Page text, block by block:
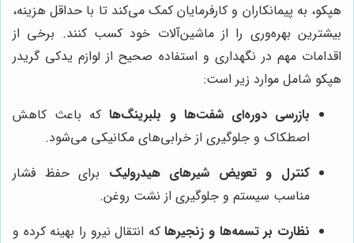
هپكو، به پیمانکاران و کارفرمایان کمک می‌کند تا با حداقل هزینه،
بیشترین بهره‌وری را از ماشین‌آلات خود کسب کنند. برخی از
اقدامات مهم در نگهداری و استفاده صحیح از لوازم يدكى گريدر
هپكو شامل موارد زیر است:
بازرسی دوره‌ای شفت‌ها و بلبرینگ‌هاکه باعث کاهش
اصطکاک و جلوگیری از خرابی‌های مکانیکی می‌شود.
کنترل و تعویض شیرهای هیدرولیک برای حفظ فشار
مناسب سیستم و جلوگیری از نشت روغن.
نظارت بر تسمه‌ها و زنجیرهاکه انتقال نیرو را بهینه کرده و